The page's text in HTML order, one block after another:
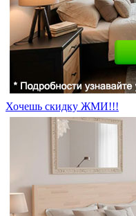
Хочешь скидку ЖМИ!!!